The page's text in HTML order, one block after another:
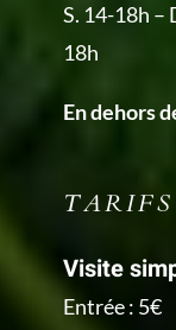
S. 14-18h –
18h
En dehors
TARIFS
Visite
Entrée : 5€